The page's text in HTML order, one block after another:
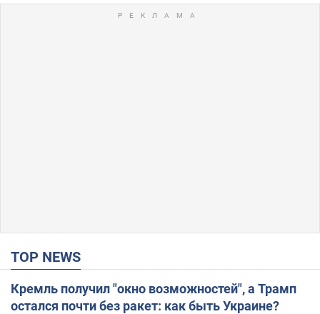
TOP NEWS
Кремль получил "окно возможностей", а Трамп
остался почти без ракет: как быть Украине?